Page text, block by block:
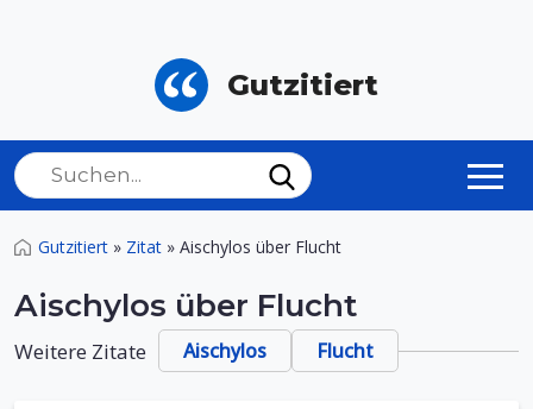
Gutzitiert
Gutzitiert » Zitat » Aischylos über Flucht
Aischylos über Flucht
Weitere Zitate Aischylos Flucht